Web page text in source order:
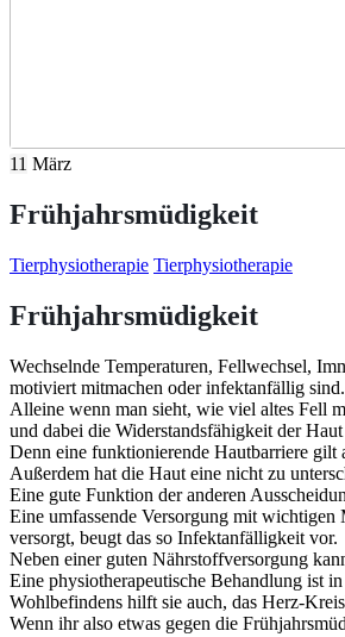
11 März
Frühjahrsmüdigkeit
Tierphysiotherapie Tierphysiotherapie
Frühjahrsmüdigkeit
Wechselnde Temperaturen, Fellwechsel,
motiviert mitmachen oder infektanfällig sind.
Alleine wenn man sieht, wie viel altes Fell
und dabei die Widerstandsfähigkeit der
Denn eine funktionierende Hautbarriere gilt
Außerdem hat die Haut eine nicht zu
Eine gute Funktion der anderen
Eine umfassende Versorgung mit
versorgt, beugt das so Infektanfälligkeit vor.
Neben einer guten Nährstoffversorgung
Eine physiotherapeutische Behandlung ist
Wohlbefindens hilft sie auch, das Herz-
Wenn ihr also etwas gegen die